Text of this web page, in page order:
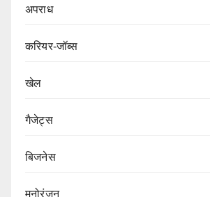
अपराध
करियर-जॉब्स
खेल
गैजेट्स
बिजनेस
मनोरंजन